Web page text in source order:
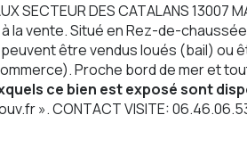
SECTEUR DES CATALANS 13007
la vente. Situé en Rez-de-
être vendus loués (bail) ou
Proche bord de mer et
ce bien est exposé sont
». CONTACT VISITE: